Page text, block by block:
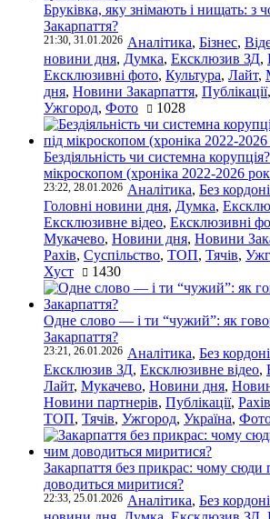
Бруківка, яку знімають і нищать: з
Закарпаття?
21:30, 31.01.2026 Аналітика, Бізнес,
новини дня, Думка, Ексклюзив ЗД,
Ексклюзивні фото, Культура, Лайт,
дня, Новини Закарпаття, Публікації,
Ужгород, Фото 1028
Бездіяльність чи системна
мікроскопом (хроніка 2022-2026
23:22, 28.01.2026 Аналітика, Без
Головні новини дня, Думка,
Ексклюзивне відео, Ексклюзивні
Мукачево, Новини дня, Новини
Рахів, Суспільство, ТОП, Тячів,
Хуст
1430
Одне слово — і ти “чужий”: як
Закарпаття?
23:21, 26.01.2026 Аналітика, Без
Ексклюзив ЗД, Ексклюзивне відео,
Лайт, Мукачево, Новини дня,
Новини партнерів, Публікації, Рахів
ТОП, Тячів, Ужгород, Україна,
Закарпаття без прикрас: чому сюди
доводиться миритися?
22:33, 25.01.2026 Аналітика, Без